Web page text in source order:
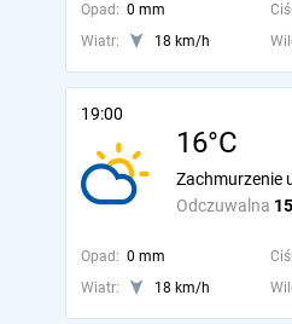
Opad: 0 mm
Wiatr:
18 km/h
19:00
16°C
Odczuwalna
Zachmurzenie
Opad: 0 mm
Wiatr:
18 km/h